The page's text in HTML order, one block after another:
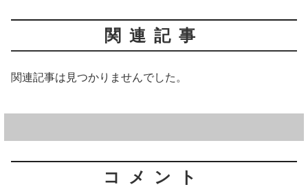
関連記事
関連記事は見つかりませんでした。
コメント